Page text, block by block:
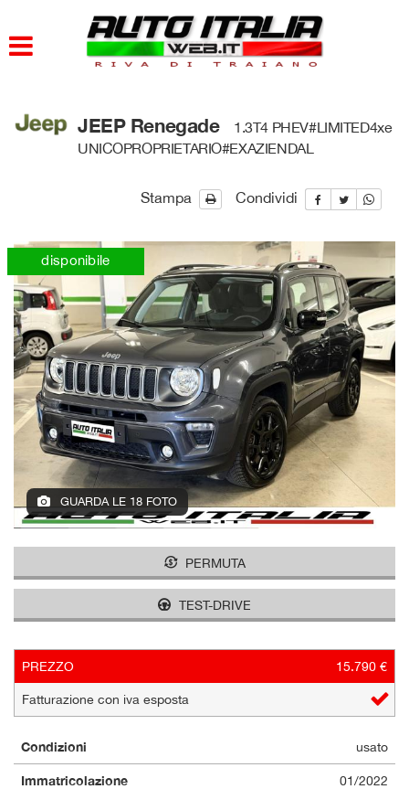
AZIENDA
SERVIZI
CONTATTI
ORARI
JEEP Renegade
1.3T4 PHEV#LIMITED4xe
UNICOPROPRIETARIO#EXAZIENDAL
Stampa Condividi
disponibile
GUARDA LE 18 FOTO
PERMUTA
TEST-DRIVE
PREZZO 15.790 €
Fatturazione con iva esposta
Condizioni usato
Immatricolazione 01/2022